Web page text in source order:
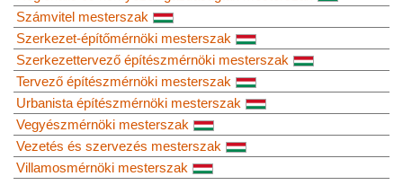
Számvitel mesterszak
Szerkezet-építőmérnöki mesterszak
Szerkezettervező építészmérnöki mesterszak
Tervező építészmérnöki mesterszak
Urbanista építészmérnöki mesterszak
Vegyészmérnöki mesterszak
Vezetés és szervezés mesterszak
Villamosmérnöki mesterszak